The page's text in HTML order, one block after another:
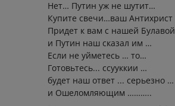
Нет… Путин уж не шутит…
Купите свечи…ваш Антихрист
Придет к вам с нашей Булавой
и Путин наш сказал им …
Если не уйметесь … то…
Готовьтесь... ссууккии …
будет наш ответ ... серьезно …
и Ошеломляющим ………..